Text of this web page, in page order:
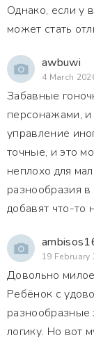
Однако, если у
может стать
awbuwi
4 March
Забавные
персонажами, и
управление
точные, и это
неплохо для
разнообразия
добавят что-то
19 February
Довольно
Ребёнок с
разнообразные
логику. Но вот